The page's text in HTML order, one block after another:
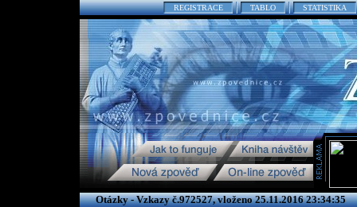
REGISTRACE TABLO STATISTIKA
Otázky - Vzkazy č.972527, vloženo 25.11.2016 23:34:35